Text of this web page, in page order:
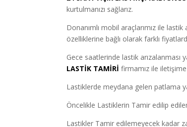
kurtulmanızı sağlarız.
Donanımlı mobil araçlarımız ile lastik
özelliklerine bağlı olarak farklı
Gece saatlerinde lastik
LASTİK TAMİRİ firmamız ile
Lastiklerde meydana gelen patlama
Öncelikle Lastiklerin Tamir edilip
Lastikler Tamir edilemeyecek kadar